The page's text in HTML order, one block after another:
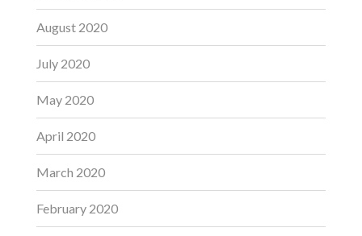
August 2020
July 2020
May 2020
April 2020
March 2020
February 2020